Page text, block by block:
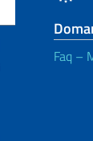
Faq –